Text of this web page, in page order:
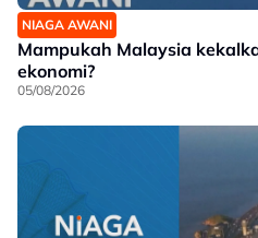
NIAGA AWANI
Mampukah Malaysia
ekonomi?
05/08/2026